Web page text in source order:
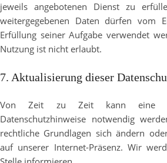
jeweils angebotenen Dienst zu
weitergegebenen Daten dürfen vom
Erfüllung seiner Aufgabe verwendet
Nutzung ist nicht erlaubt.
7. Aktualisierung dieser
Von Zeit zu Zeit kann eine
Datenschutzhinweise notwendig
rechtliche Grundlagen sich ändern
auf unserer Internet-Präsenz. Wir